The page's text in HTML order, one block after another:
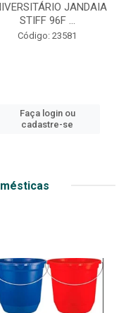
JANDAIA
STIFF 96F ...
Código: 23581
Faça login ou
cadastre-se